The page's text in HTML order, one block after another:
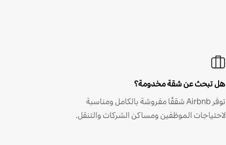
هل تبحث عن شقة مخدومة؟
توفر Airbnb شققًا مفروشة بالكامل ومناسبة
لاحتياجات الموظفين ومساكن الشركات والتنقل.